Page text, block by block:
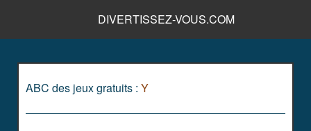
DIVERTISSEZ-VOUS.COM
ABC des jeux gratuits : Y